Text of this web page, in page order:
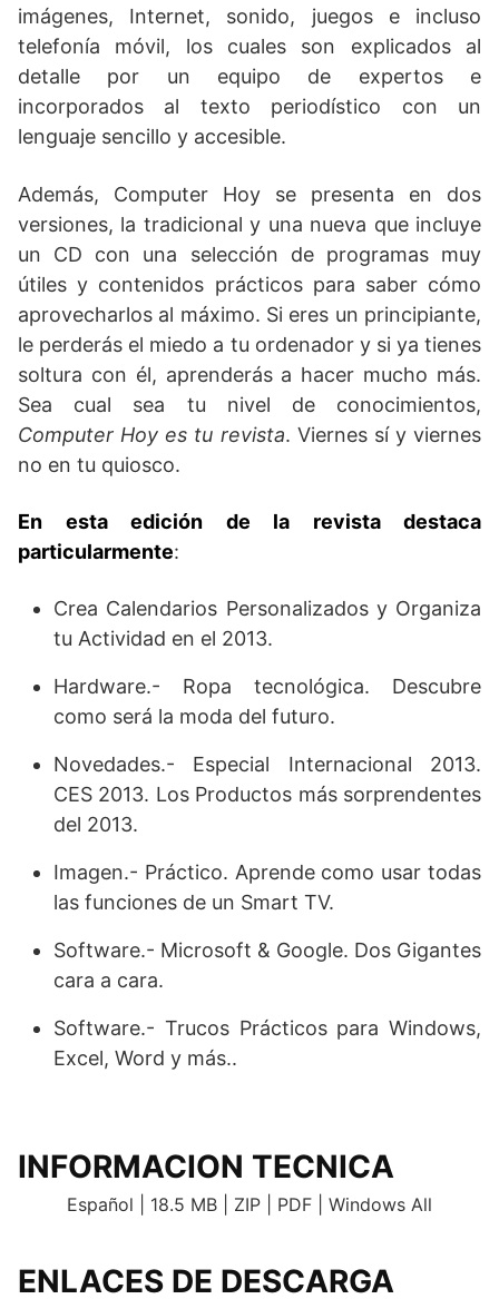
imágenes, Internet, sonido, juegos e incluso
telefonía móvil, los cuales son explicados al
detalle por un equipo de expertos e
incorporados al texto periodístico con un
lenguaje sencillo y accesible.
Además, Computer Hoy se presenta en dos
versiones, la tradicional y una nueva que incluye
un CD con una selección de programas muy
útiles y contenidos prácticos para saber cómo
aprovecharlos al máximo. Si eres un principiante,
le perderás el miedo a tu ordenador y si ya tienes
soltura con él, aprenderás a hacer mucho más.
Sea cual sea tu nivel de conocimientos,
Computer Hoy es tu revista. Viernes sí y viernes
no en tu quiosco.
En esta edición de la revista destaca
particularmente:
Crea Calendarios Personalizados y Organiza
tu Actividad en el 2013.
Hardware.- Ropa tecnológica. Descubre
como será la moda del futuro.
Novedades.- Especial Internacional 2013.
CES 2013. Los Productos más sorprendentes
del 2013.
Imagen.- Práctico. Aprende como usar todas
las funciones de un Smart TV.
Software.- Microsoft & Google. Dos Gigantes
cara a cara.
Software.- Trucos Prácticos para Windows,
Excel, Word y más..
INFORMACION TECNICA
Español | 18.5 MB | ZIP | PDF | Windows All
ENLACES DE DESCARGA